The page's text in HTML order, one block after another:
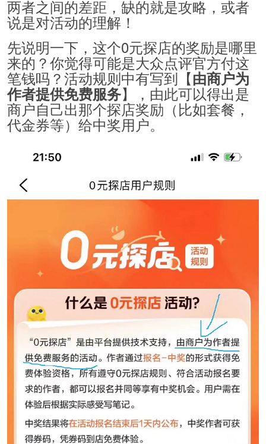
两者之间的差距，缺的就是攻略，或者
说是对活动的理解！
先说明一下，这个0元探店的奖励是哪里
来的？你觉得可能是大众点评官方付这
笔钱吗？活动规则中有写到【由商户为
作者提供免费服务】，由此可以得出是
商户自己出那个探店奖励（比如套餐，
代金券等）给中奖用户。